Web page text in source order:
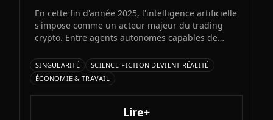
En cette fin d'année 2025, l'intelligence artificielle
s'impose comme un acteur majeur du trading
crypto. Entre agents autonomes capables de
d'Elon Musk s'annonce comme l'un des paris les
plus audacieux de l'histoire de l'IA. Entre
architecture colossale, capacités multimodales
natives et ambitions AGI assumées, Grok 5
pourrait redessiner le paysage de l'intelligence
SINGULARITÉ
SCIENCE-FICTION DEVIENT RÉALITÉ
ÉCONOMIE & TRAVAIL
Lire+